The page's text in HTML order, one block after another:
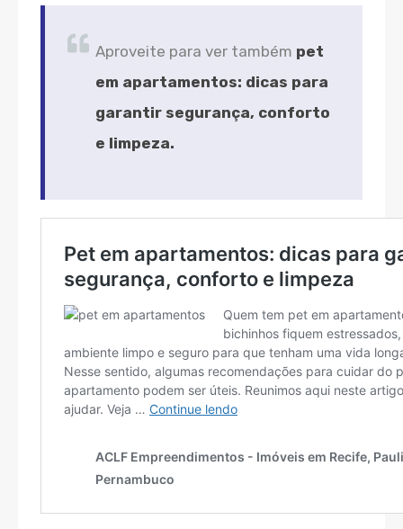
Aproveite para ver também pet
em apartamentos: dicas para
garantir segurança, conforto
e limpeza.